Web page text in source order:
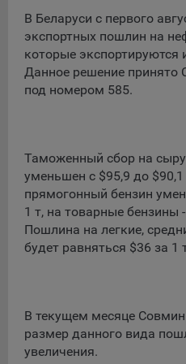
устройства) пользователя
пункте 3 Политики, при их
действий, совершенных
позволяют не вводить
параметры при повторном
Общество не использует
идентификации субъектов
На сайтах используются
стороны (устанавливаемые
пользователь), так и
сервером, расположенным
которые служат для сбора
пользователей на сайте,
содержания. Общество
В Беларуси с первого
экспортных пошлин на
которые
Данное решение
под номером 585.
Таможенный сбор на
уменьшен с $95,9 до
прямогонный бензин
1 т, на товарные бензины
Пошлина на легкие,
будет равняться $36 за 1
В текущем месяце
размер данного вида
увеличения.